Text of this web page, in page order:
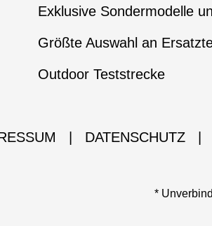
Exklusive Sondermodelle
Größte Auswahl an
Outdoor Teststrecke
DATENSCHUTZ
*